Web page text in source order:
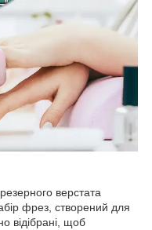
верстата
фрез, створений для
відібрані, щоб